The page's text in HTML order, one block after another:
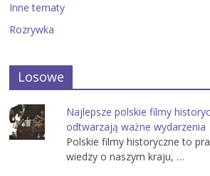
Inne tematy
Rozrywka
Losowe
Najlepsze polskie filmy
odtwarzają ważne wydarzenia
Polskie filmy historyczne to
wiedzy o naszym kraju, …